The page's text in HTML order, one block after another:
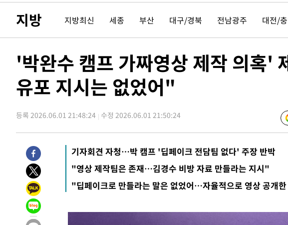
-22202초 전 >
[속보] 노원서 40.1도 관측…서울, 2018년 이후 첫 40도
-19292초 전 >[속보]종합특검, '계엄 수용공간 확보' 신용해 前교정본부장 기소
-18136초 전 >11시간 압수수색에 성접대 파문까지…'쑥대밭' 된 축구협회
-17158초 전 >[속보]규제합리화위원회 부위원장에 김태유 서울대 공대 교수…이
병태 후임
-13516초 전 >[속보]국힘 윤리위, '돌려차기 발언' 진종오·서범수 징계 절차 개시
-6001초 전 >[속보]'채상병 순직 책임' 임성근, 항소심도 징역 3년
-5867초 전 >[속보]종합특검, '관저이전 봐주기 감사' 유병호 구속기소
-2467초 전 >
민주 콩고 에볼라환자 4천명 돌파, 4053명 발생 1850명 사망
-30354초 전 >
"낮 기온 소폭 하락"…수도권 폭염중대경보, 폭염경보로 하향
-30318초 전 >
선포
-30281초 전 >
[단독]중수청 지원 검사들, 정원 초과 시 낮은 계급 임용…희망지 못
갈 수도
-28252초 전 >
-26558초 전 >
지방 지방최신 세종 부산 대구/경북 전남광주 대전/
'박완수 캠프 가짜영상 제작 의혹'
유포 지시는 없었어"
등록 2026.06.01 21:48:24 수정 2026.06.01 21:50:24
기자회견 자청…박 캠프 '딥페이크 전담팀 없다' 주장 반박
"영상 제작팀은 존재…김경수 비방 자료 만들라는 지시"
"딥페이크로 만들라는 말은 없었어…자율적으로 영상 공개